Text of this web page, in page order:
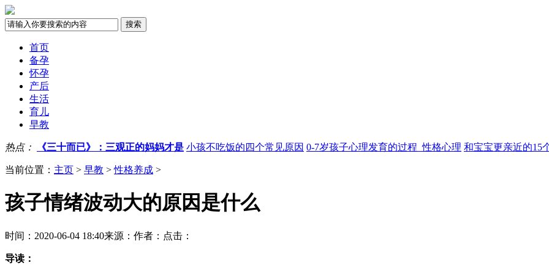
首页
备孕
怀孕
产后
生活
育儿
早教
热点： 《三十而已》：三观正的妈妈才是 小孩不吃饭的四个常见原因 0-7岁孩子心理发育的过程_性格心理 和宝宝更亲近的15
当前位置： 主页 > 早教 >性格养成 >
孩子情绪波动大的原因是什么
时间：2020-06-04 18:40来源： 作者： 点击：
导读：